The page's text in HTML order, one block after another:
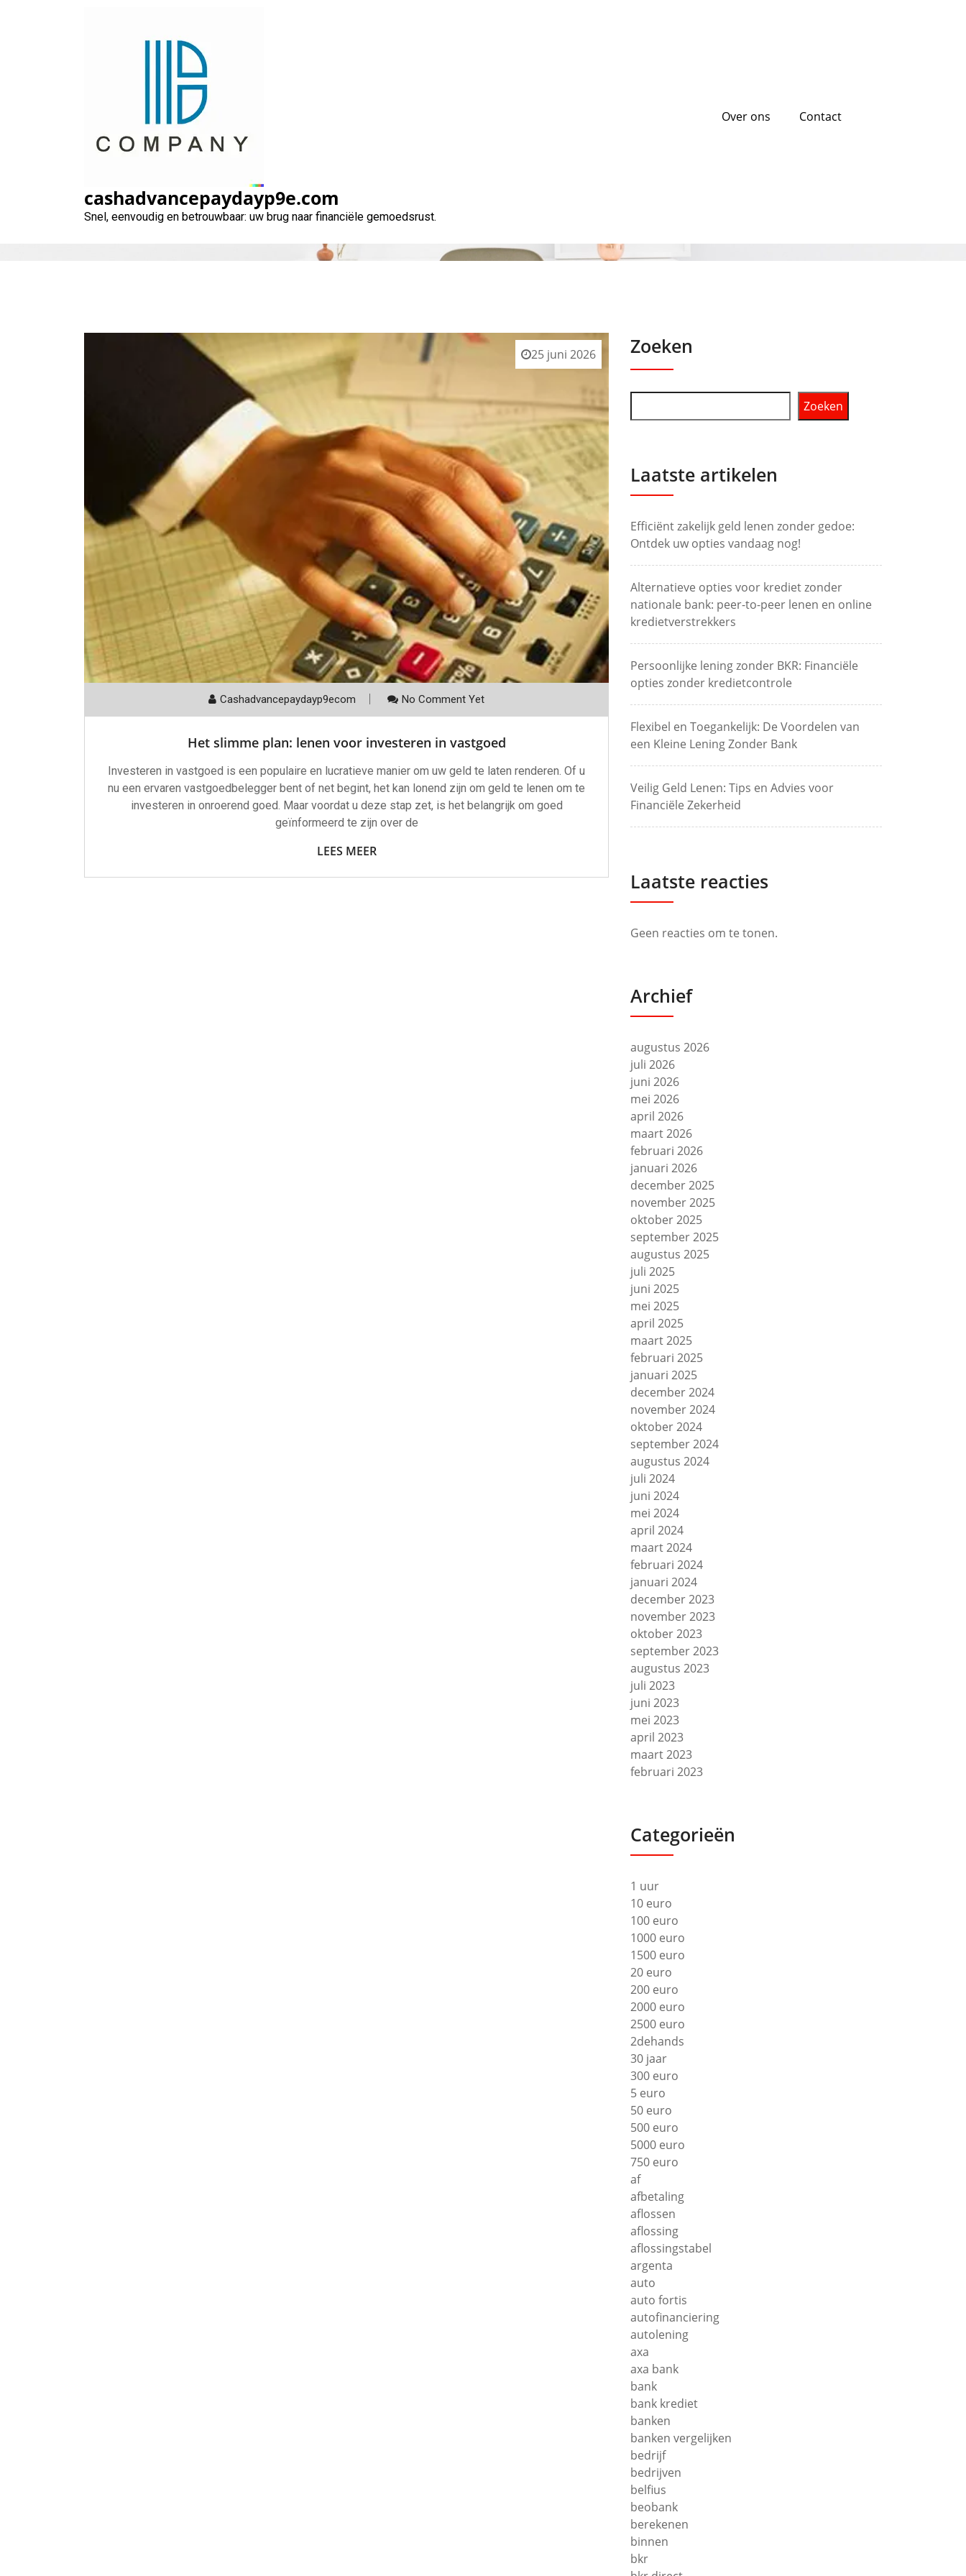
cashadvancepaydayp9e.com
Snel, eenvoudig en betrouwbaar: uw brug naar financiële gemoedsrust.
Over ons Contact
25 juni 2026
Cashadvancepaydayp9ecom No Comment Yet
Het slimme plan: lenen voor investeren in vastgoed
Investeren in vastgoed is een populaire en lucratieve manier om uw geld te laten renderen. Of u
nu een ervaren vastgoedbelegger bent of net begint, het kan lonend zijn om geld te lenen om te
investeren in onroerend goed. Maar voordat u deze stap zet, is het belangrijk om goed
geïnformeerd te zijn over de
LEES MEER
Zoeken
Zoeken
Laatste artikelen
Efficiënt zakelijk geld lenen zonder gedoe:
Ontdek uw opties vandaag nog!
Alternatieve opties voor krediet zonder
nationale bank: peer-to-peer lenen en online
kredietverstrekkers
Persoonlijke lening zonder BKR: Financiële
opties zonder kredietcontrole
Flexibel en Toegankelijk: De Voordelen van
een Kleine Lening Zonder Bank
Veilig Geld Lenen: Tips en Advies voor
Financiële Zekerheid
Laatste reacties
Geen reacties om te tonen.
Archief
augustus 2026
juli 2026
juni 2026
mei 2026
april 2026
maart 2026
februari 2026
januari 2026
december 2025
november 2025
oktober 2025
september 2025
augustus 2025
juli 2025
juni 2025
mei 2025
april 2025
maart 2025
februari 2025
januari 2025
december 2024
november 2024
oktober 2024
september 2024
augustus 2024
juli 2024
juni 2024
mei 2024
april 2024
maart 2024
februari 2024
januari 2024
december 2023
november 2023
oktober 2023
september 2023
augustus 2023
juli 2023
juni 2023
mei 2023
april 2023
maart 2023
februari 2023
Categorieën
1 uur
10 euro
100 euro
1000 euro
1500 euro
20 euro
200 euro
2000 euro
2500 euro
2dehands
30 jaar
300 euro
5 euro
50 euro
500 euro
5000 euro
750 euro
af
afbetaling
aflossen
aflossing
aflossingstabel
argenta
auto
auto fortis
autofinanciering
autolening
axa
axa bank
bank
bank krediet
banken
banken vergelijken
bedrijf
bedrijven
belfius
beobank
berekenen
binnen
bkr